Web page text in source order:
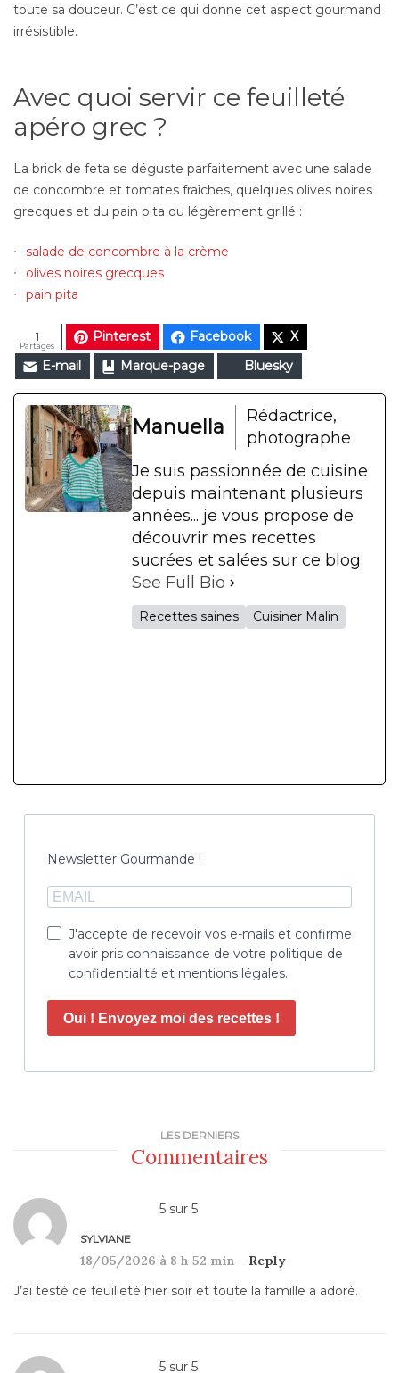
toute sa douceur. C’est ce qui donne cet aspect gourmand
irrésistible.
Avec quoi servir ce feuilleté
apéro grec ?
La brick de feta se déguste parfaitement avec une salade
de concombre et tomates fraîches, quelques olives noires
grecques et du pain pita ou légèrement grillé :
salade de concombre à la crème
olives noires grecques
pain pita
Pinterest Facebook
X
E-mail
Marque-page Bluesky
Partages
1
Manuella
Rédactrice,
photographe
Je suis passionnée de cuisine
depuis maintenant plusieurs
années... je vous propose de
découvrir mes recettes
sucrées et salées sur ce blog.
See Full Bio
Recettes saines Cuisiner Malin
Newsletter Gourmande !
J'accepte de recevoir vos e-mails et confirme
avoir pris connaissance de votre politique de
confidentialité et mentions légales.
Oui ! Envoyez moi des recettes !
LES DERNIERS
Commentaires
5 sur 5
SYLVIANE
18/05/2026 à 8 h 52 min - Reply
J’ai testé ce feuilleté hier soir et toute la famille a adoré.
5 sur 5